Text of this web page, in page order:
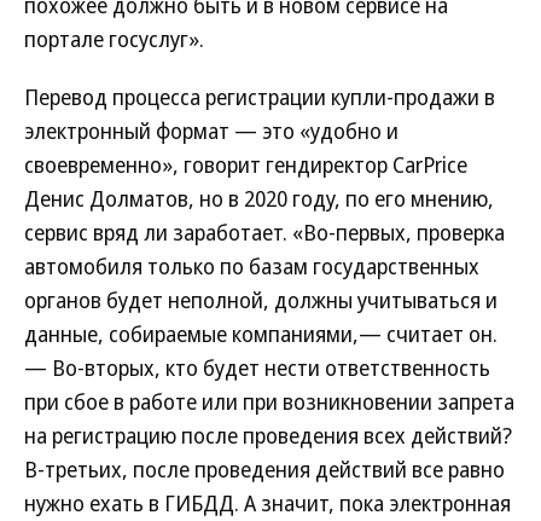
портале госуслуг».
Перевод процесса регистрации купли-продажи в
электронный формат — это «удобно и
своевременно», говорит гендиректор CarPrice
Денис Долматов, но в 2020 году, по его мнению,
сервис вряд ли заработает. «Во-первых, проверка
автомобиля только по базам государственных
органов будет неполной, должны учитываться и
данные, собираемые компаниями,— считает он.
— Во-вторых, кто будет нести ответственность
при сбое в работе или при возникновении запрета
на регистрацию после проведения всех действий?
В-третьих, после проведения действий все равно
нужно ехать в ГИБДД. А значит, пока электронная